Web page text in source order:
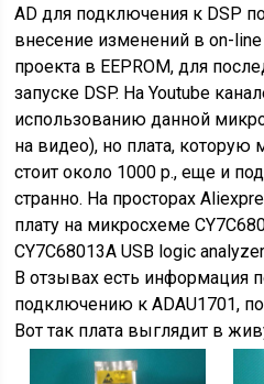
AD для подключения к DSP
внесение изменений в on-
проекта в EEPROM, для
запуске DSP. На Youtube
использованию данной
на видео), но плата, которую
стоит около 1000 р., еще и
странно. На просторах
плату на микроcхеме
CY7C68013A USB logic
В отзывах есть информация
подключению к ADAU1701,
Вот так плата выглядит в